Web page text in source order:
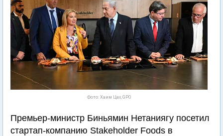
Фото: Хаим Цах, GPO
Премьер-министр Биньямин Нетаниягу посетил
стартап-компанию Stakeholder Foods в